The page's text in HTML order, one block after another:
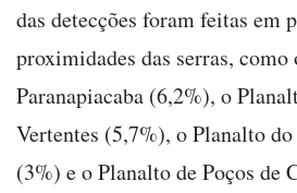
das detecções foram feitas em
proximidades das serras, como
Paranapiacaba (6,2%), o
Vertentes (5,7%), o Planalto
(3%) e o Planalto de Poços de